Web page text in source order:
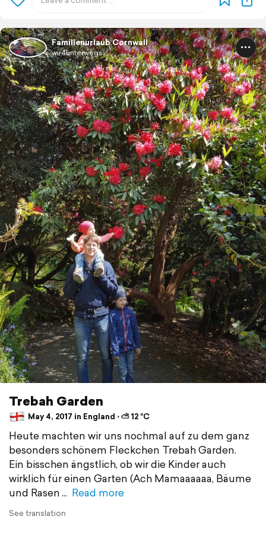
Familienurlaub Cornwall
wir4unterwegs
Trebah Garden
May 4, 2017 in England ⋅ ⛅ 12 °C
Heute machten wir uns nochmal auf zu dem ganz
besonders schönem Fleckchen Trebah Garden.
Ein bisschen ängstlich, ob wir die Kinder auch
wirklich für einen Garten (Ach Mamaaaaaa, Bäume
und Rasen
Read more
See translation